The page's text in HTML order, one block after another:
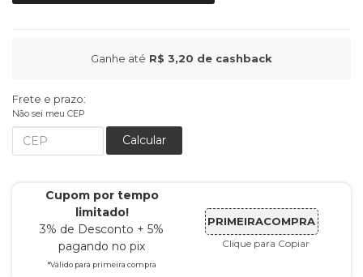
Ganhe até R$ 3,20 de cashback
Frete e prazo:
Não sei meu CEP
Calcular
Cupom por tempo
limitado!
3% de Desconto + 5%
pagando no pix
*Válido para primeira compra
PRIMEIRACOMPRA
Clique para Copiar